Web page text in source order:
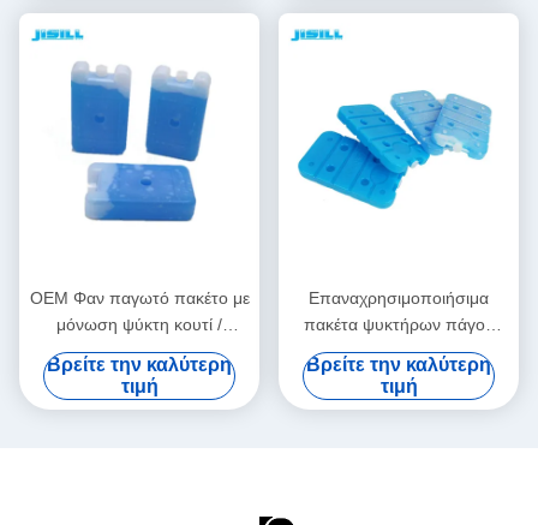
κατεψυγμένα
OEM Φαν παγωτό πακέτο με
μόνωση ψύκτη κουτί /
τσάντα για τη μεταφορά
μεγάλων αποστάσεων
Βρείτε την καλύτερη
τιμή
Επαναχρησιμοποιήσιμα
πακέτα ψυκτήρων πάγου
πολυαιθυλενίου 350Ml με
την ψύξη του πηκτώματος
20 X12 Χ 2cm
Βρείτε την καλύτερη
τιμή